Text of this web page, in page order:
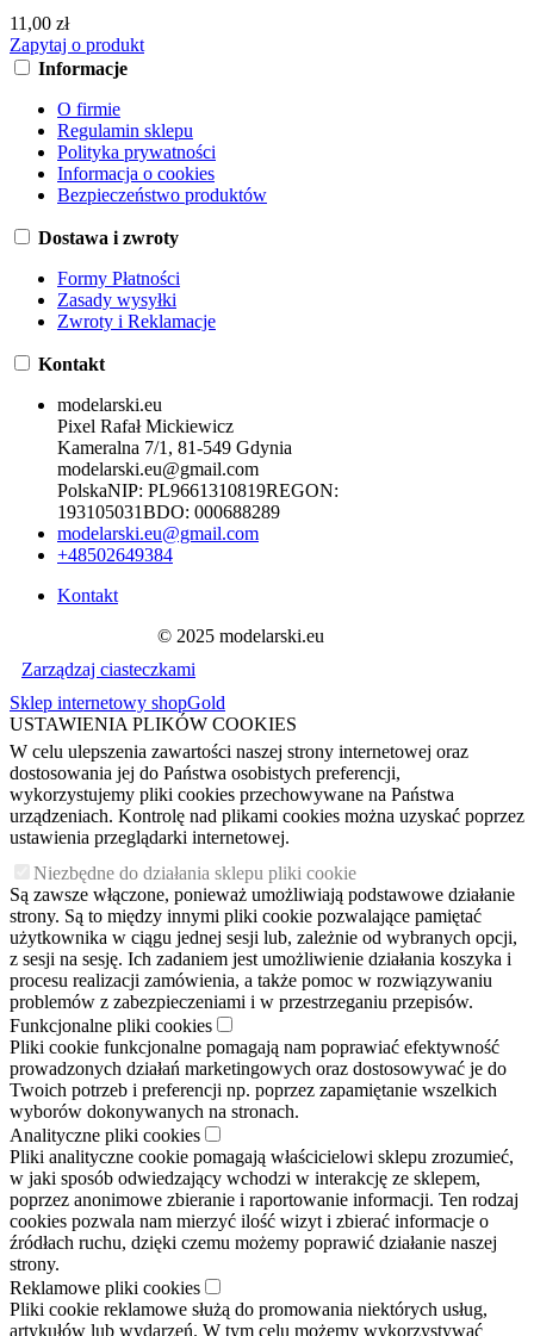
11,00 zł
Zapytaj o produkt
Informacje
O firmie
Regulamin sklepu
Polityka prywatności
Informacja o cookies
Bezpieczeństwo produktów
Dostawa i zwroty
Formy Płatności
Zasady wysyłki
Zwroty i Reklamacje
Kontakt
modelarski.eu
Pixel Rafał Mickiewicz
Kameralna 7/1, 81-549 Gdynia
modelarski.eu@gmail.com
PolskaNIP: PL9661310819REGON:
193105031BDO: 000688289
modelarski.eu@gmail.com
+48502649384
Kontakt
© 2025 modelarski.eu
Zarządzaj ciasteczkami
Sklep internetowy shopGold
USTAWIENIA PLIKÓW COOKIES
W celu ulepszenia zawartości naszej strony internetowej oraz
dostosowania jej do Państwa osobistych preferencji,
wykorzystujemy pliki cookies przechowywane na Państwa
urządzeniach. Kontrolę nad plikami cookies można uzyskać poprzez
ustawienia przeglądarki internetowej.
Niezbędne do działania sklepu pliki cookie
Są zawsze włączone, ponieważ umożliwiają podstawowe działanie
strony. Są to między innymi pliki cookie pozwalające pamiętać
użytkownika w ciągu jednej sesji lub, zależnie od wybranych opcji,
z sesji na sesję. Ich zadaniem jest umożliwienie działania koszyka i
procesu realizacji zamówienia, a także pomoc w rozwiązywaniu
problemów z zabezpieczeniami i w przestrzeganiu przepisów.
Funkcjonalne pliki cookies
Pliki cookie funkcjonalne pomagają nam poprawiać efektywność
prowadzonych działań marketingowych oraz dostosowywać je do
Twoich potrzeb i preferencji np. poprzez zapamiętanie wszelkich
wyborów dokonywanych na stronach.
Analityczne pliki cookies
Pliki analityczne cookie pomagają właścicielowi sklepu zrozumieć,
w jaki sposób odwiedzający wchodzi w interakcję ze sklepem,
poprzez anonimowe zbieranie i raportowanie informacji. Ten rodzaj
cookies pozwala nam mierzyć ilość wizyt i zbierać informacje o
źródłach ruchu, dzięki czemu możemy poprawić działanie naszej
strony.
Reklamowe pliki cookies
Pliki cookie reklamowe służą do promowania niektórych usług,
artykułów lub wydarzeń. W tym celu możemy wykorzystywać